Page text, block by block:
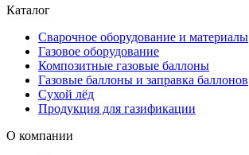
Каталог
Сварочное оборудование и материалы
Газовое оборудование
Композитные газовые баллоны
Газовые баллоны и заправка баллонов
Сухой лёд
Продукция для газификации
О компании